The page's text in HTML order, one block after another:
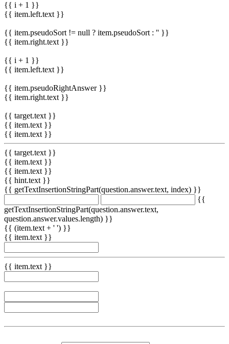
{{ i + 1 }}
{{ item.left.text }}
{{ item.pseudoSort != null ? item.pseudoSort : '' }}
{{ item.right.text }}
{{ i + 1 }}
{{ item.left.text }}
{{ item.pseudoRightAnswer }}
{{ item.right.text }}
{{ target.text }}
{{ item.text }}
{{ item.text }}
{{ target.text }}
{{ item.text }}
{{ item.text }}
{{ hint.text }}
{{ getTextInsertionStringPart(question.answer.text, index) }}
{{
getTextInsertionStringPart(question.answer.text,
question.answer.values.length) }}
{{ (item.text + ' ') }}
{{ item.text }}
{{ item.text }}